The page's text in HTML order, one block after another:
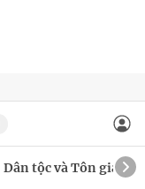
Dân tộc và Tôn giáo